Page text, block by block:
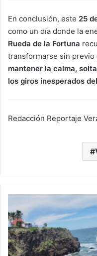
En conclusión, este 25
como un día donde la
Rueda de la Fortuna
transformarse sin previo
mantener la calma,
los giros inesperados
Redacción Reportaje
del
Clima
en
Veracruz:
Lluvias